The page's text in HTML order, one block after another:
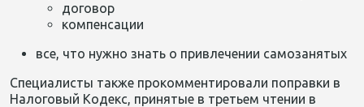
договор
компенсации
все, что нужно знать о привлечении самозанятых
Специалисты также прокомментировали поправки в
Налоговый Кодекс, принятые в третьем чтении в